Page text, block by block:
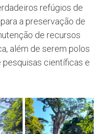
refúgios de
a preservação de
de recursos
além de serem polos
científicas e